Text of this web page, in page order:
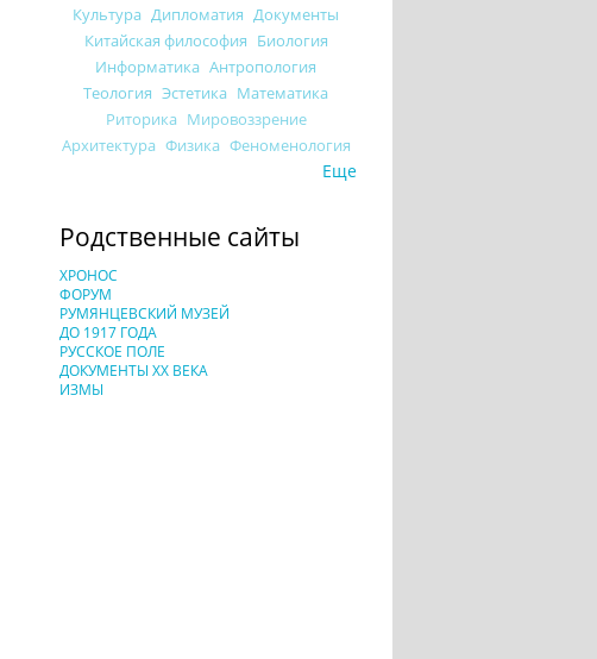
Культура Дипломатия Документы
Китайская философия Биология
Информатика Антропология
Теология Эстетика Математика
Риторика Мировоззрение
Архитектура Физика Феноменология
Еще
Родственные сайты
ХРОНОС
ФОРУМ
РУМЯНЦЕВСКИЙ МУЗЕЙ
ДО 1917 ГОДА
РУССКОЕ ПОЛЕ
ДОКУМЕНТЫ XX ВЕКА
ИЗМЫ